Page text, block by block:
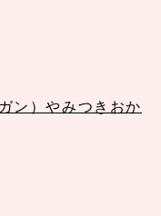
ン）やみつきおか